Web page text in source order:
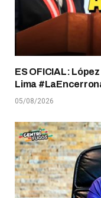
ES OFICIAL:
Lima
05/08/2026